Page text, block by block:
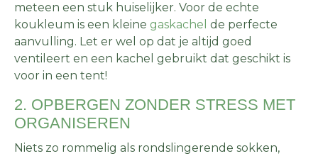
meteen een stuk huiselijker. Voor de echte
koukleum is een kleine gaskachel de perfecte
aanvulling. Let er wel op dat je altijd goed
ventileert en een kachel gebruikt dat geschikt is
voor in een tent!
2. OPBERGEN ZONDER STRESS MET
ORGANISEREN
Niets zo rommelig als rondslingerende sokken,